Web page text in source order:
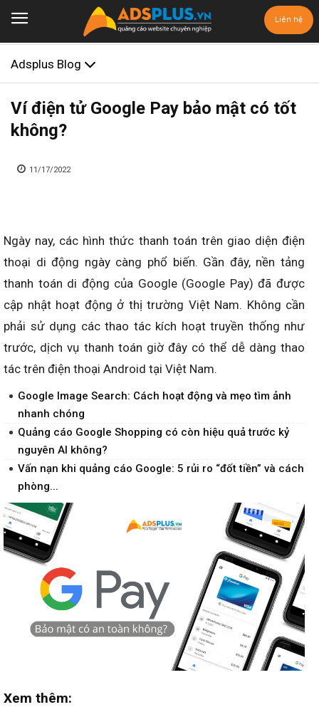
Liên hệ
Adsplus Blog
Ví điện tử Google Pay bảo mật có tốt
không?
11/17/2022
Ngày nay, các hình thức thanh toán trên giao diện điện
thoại di động ngày càng phổ biến. Gần đây, nền tảng
thanh toán di động của Google (Google Pay) đã được
cập nhật hoạt động ở thị trường Việt Nam. Không cần
phải sử dụng các thao tác kích hoạt truyền thống như
trước, dịch vụ thanh toán giờ đây có thể dễ dàng thao
tác trên điện thoại Android tại Việt Nam.
Google Image Search: Cách hoạt động và mẹo tìm ảnh
nhanh chóng
Quảng cáo Google Shopping có còn hiệu quả trước kỷ
nguyên AI không?
Vấn nạn khi quảng cáo Google: 5 rủi ro “đốt tiền” và cách
phòng...
Xem thêm: